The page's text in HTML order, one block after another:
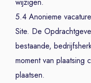
5.4 Anonieme
Site. De
bestaande,
moment van plaatsing
plaatsen.